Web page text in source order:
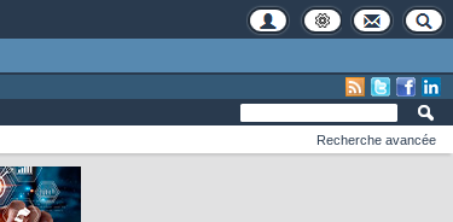
Recherche avancée